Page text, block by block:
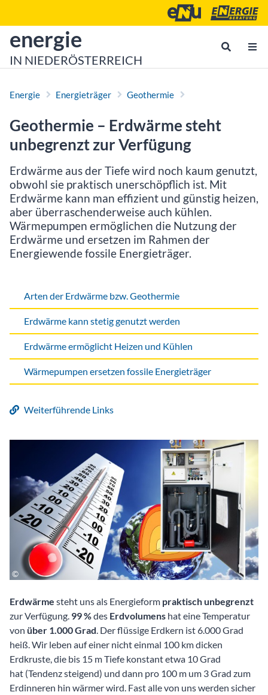
Energie- und
zur Startseite von
energie
IN NIEDERÖSTERREICH
Energie Energieträger Geothermie
Geothermie – Erdwärme steht
unbegrenzt zur Verfügung
Erdwärme aus der Tiefe wird noch kaum genutzt,
obwohl sie praktisch unerschöpflich ist. Mit
Erdwärme kann man effizient und günstig heizen,
aber überraschenderweise auch kühlen.
Wärmepumpen ermöglichen die Nutzung der
Erdwärme und ersetzen im Rahmen der
Energiewende fossile Energieträger.
Arten der Erdwärme bzw. Geothermie
Erdwärme kann stetig genutzt werden
Erdwärme ermöglicht Heizen und Kühlen
Wärmepumpen ersetzen fossile Energieträger
Weiterführende Links
Erdwärme steht uns als Energieform praktisch unbegrenzt
zur Verfügung. 99 %des Erdvolumens hat eine Temperatur
von über 1.000 Grad. Der flüssige Erdkern ist 6.000 Grad
heiß. Wir leben auf einer nicht einmal 100 km dicken
Erdkruste, die bis 15 m Tiefe konstant etwa 10 Grad
hat (Tendenz steigend) und dann pro 100 m um 3 Grad zum
Erdinneren hin wärmer wird. Fast alle von uns werden sicher